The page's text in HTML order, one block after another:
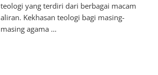
teologi yang terdiri dari berbagai macam
aliran. Kekhasan teologi bagi masing-
masing agama …